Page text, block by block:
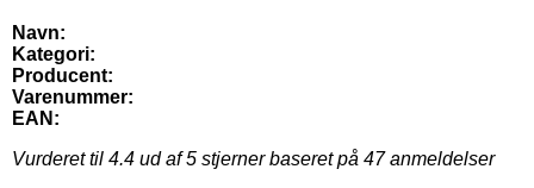
Navn:
Kategori:
Producent:
Varenummer:
EAN:
Vurderet til 4.4 ud af 5 stjerner baseret på 47anmeldelser